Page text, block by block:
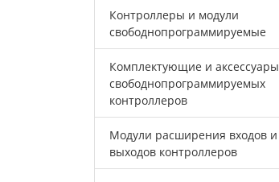
Контроллеры и модули
свободнопрограммируемые
Комплектующие и аксессуары
свободнопрограммируемых
контроллеров
Модули расширения входов и
выходов контроллеров